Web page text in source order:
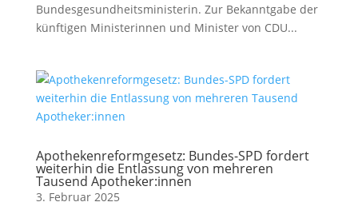
Bundesgesundheitsministerin. Zur Bekanntgabe der
künftigen Ministerinnen und Minister von CDU...
Apothekenreformgesetz: Bundes-SPD fordert
weiterhin die Entlassung von mehreren
Tausend Apotheker:innen
3. Februar 2025